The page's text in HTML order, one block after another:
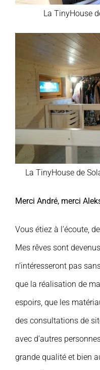
La TinyHouse
La TinyHouse de
Merci André, merci
Vous étiez à l’écoute,
Mes rêves sont
n’intéresseront pas
que la réalisation de
espoirs, que les
des consultations de
avec d’autres
grande qualité et bien